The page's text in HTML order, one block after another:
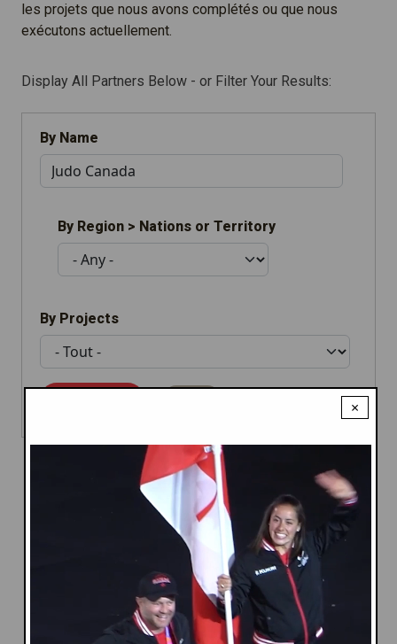
les projets que nous avons complétés ou que nous
exécutons actuellement.
Display All Partners Below - or Filter Your Results:
By Name
By Region > Nations or Territory
By Projects
×